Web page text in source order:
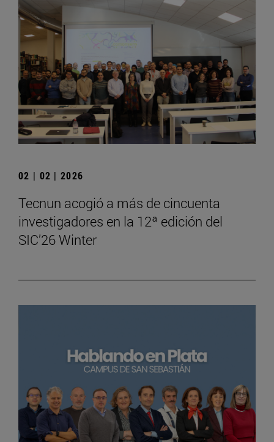
02 | 02 | 2026
Tecnun acogió a más de cincuenta
investigadores en la 12ª edición del
SIC’26 Winter